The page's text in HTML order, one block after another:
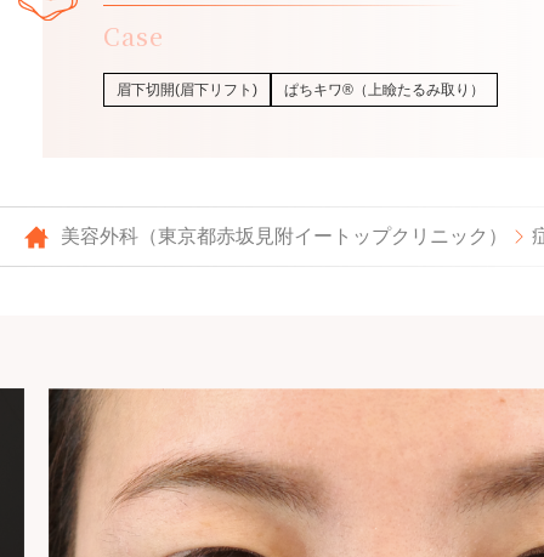
眉下切開(眉下リフト) ぱちキワ®（上瞼たるみ取り）
Case
美容外科（東京都赤坂見附イートップクリニック）